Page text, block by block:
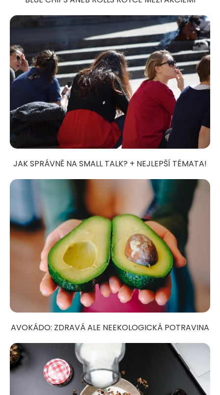
JAK SPRÁVNĚ NA SMALL TALK? + NEJLEPŠÍ TÉMATA!
AVOKÁDO: ZDRAVÁ ALE NEEKOLOGICKÁ POTRAVINA